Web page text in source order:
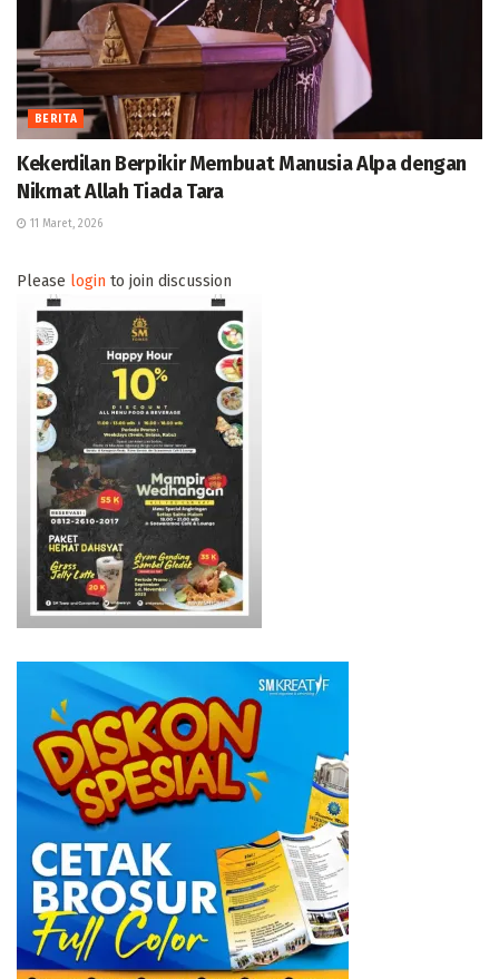
BERITA
Kekerdilan Berpikir Membuat Manusia Alpa dengan
Nikmat Allah Tiada Tara
11 Maret, 2026
Please login to join discussion